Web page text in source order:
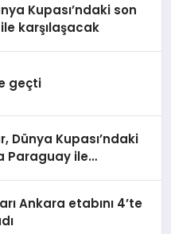
Kupası’ndaki son
karşılaşacak
geçti
Dünya Kupası’ndaki
Paraguay ile
Ankara etabını 4’te